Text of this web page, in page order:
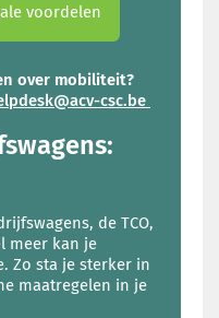
voordelen
over mobiliteit?
csc.be
de TCO,
meer kan je
Zo sta je sterker in
maatregelen in je